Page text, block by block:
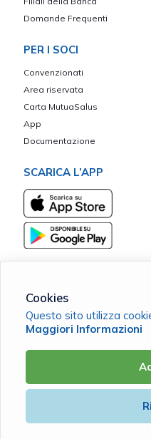
Domande Frequenti
PER I SOCI
Convenzionati
Area riservata
Carta MutuaSalus
App
Documentazione
SCARICA L’APP
Mutua BVLG ETS
C.F. 91057570466 |Cookie
Powered by
Cookies
Questo sito utilizza
Maggiori Informazioni